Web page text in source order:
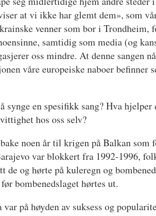
at vi ikke har glemt dem», som
venner som bor i
samtidig som media (og
oss mindre. At denne
våre europeiske naboer
synge en spesifikk sang? Hva
hos oss selv?
noen år til krigen på Balkan
var blokkert fra 1992-1996,
de og hørte på kuleregn og
bombenedslaget hørtes ut.
var på høyden av suksess og